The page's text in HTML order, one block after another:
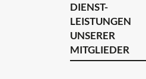
DIENST-
LEISTUNGEN
UNSERER
MITGLIEDER